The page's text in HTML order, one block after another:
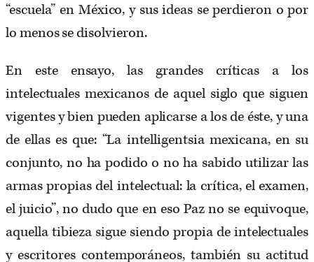
“escuela” en México, y sus ideas se perdieron o por
lo menos se disolvieron.
En este ensayo, las grandes críticas a los
intelectuales mexicanos de aquel siglo que siguen
vigentes y bien pueden aplicarse a los de éste, y una
de ellas es que: “La intelligentsia mexicana, en su
conjunto, no ha podido o no ha sabido utilizar las
armas propias del intelectual: la crítica, el examen,
el juicio”, no dudo que en eso Paz no se equivoque,
aquella tibieza sigue siendo propia de intelectuales
y escritores contemporáneos, también su actitud